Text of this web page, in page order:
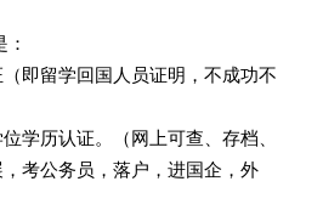
即留学回国人员证明，不成功不
学历认证。（网上可查、存档、
考公务员，落户，进国企，外